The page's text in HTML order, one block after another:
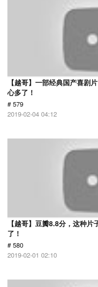
【越哥】一部经典国产喜剧
心多了！
# 579
2019-02-04 04:12
【越哥】豆瓣8.8分，这种
了！
# 580
2019-02-01 02:10